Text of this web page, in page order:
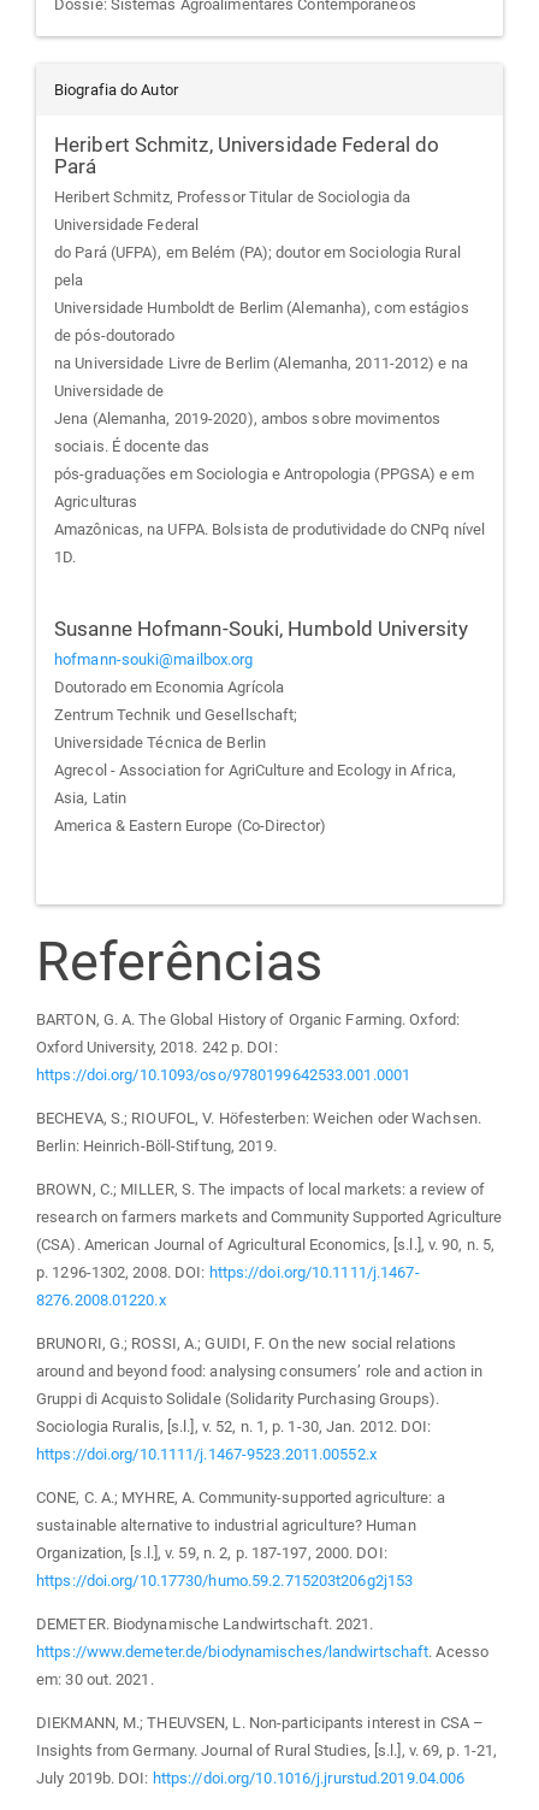
Dossiê: Sistemas Agroalimentares Contemporâneos
Biografia do Autor
Heribert Schmitz, Universidade Federal do
Pará
Heribert Schmitz, Professor Titular de Sociologia da
Universidade Federal
do Pará (UFPA), em Belém (PA); doutor em Sociologia Rural
pela
Universidade Humboldt de Berlim (Alemanha), com estágios
de pós-doutorado
na Universidade Livre de Berlim (Alemanha, 2011-2012) e na
Universidade de
Jena (Alemanha, 2019-2020), ambos sobre movimentos
sociais. É docente das
pós-graduações em Sociologia e Antropologia (PPGSA) e em
Agriculturas
Amazônicas, na UFPA. Bolsista de produtividade do CNPq nível
1D.
Susanne Hofmann-Souki, Humbold University
hofmann-souki@mailbox.org
Doutorado em Economia Agrícola
Zentrum Technik und Gesellschaft;
Universidade Técnica de Berlin
Agrecol - Association for AgriCulture and Ecology in Africa,
Asia, Latin
America & Eastern Europe (Co-Director)
Referências
BARTON, G. A. The Global History of Organic Farming. Oxford:
Oxford University, 2018. 242 p. DOI:
https://doi.org/10.1093/oso/9780199642533.001.0001
BECHEVA, S.; RIOUFOL, V. Höfesterben: Weichen oder Wachsen.
Berlin: Heinrich-Böll-Stiftung, 2019.
BROWN, C.; MILLER, S. The impacts of local markets: a review of
research on farmers markets and Community Supported Agriculture
(CSA). American Journal of Agricultural Economics, [s.l.], v. 90, n. 5,
p. 1296-1302, 2008. DOI: https://doi.org/10.1111/j.1467-
8276.2008.01220.x
BRUNORI, G.; ROSSI, A.; GUIDI, F. On the new social relations
around and beyond food: analysing consumers’ role and action in
Gruppi di Acquisto Solidale (Solidarity Purchasing Groups).
Sociologia Ruralis, [s.l.], v. 52, n. 1, p. 1-30, Jan. 2012. DOI:
https://doi.org/10.1111/j.1467-9523.2011.00552.x
CONE, C. A.; MYHRE, A. Community-supported agriculture: a
sustainable alternative to industrial agriculture? Human
Organization, [s.l.], v. 59, n. 2, p. 187-197, 2000. DOI:
https://doi.org/10.17730/humo.59.2.715203t206g2j153
DEMETER. Biodynamische Landwirtschaft. 2021.
https://www.demeter.de/biodynamisches/landwirtschaft. Acesso
em: 30 out. 2021.
DIEKMANN, M.; THEUVSEN, L. Non-participants interest in CSA –
Insights from Germany. Journal of Rural Studies, [s.l.], v. 69, p. 1-21,
July 2019b. DOI: https://doi.org/10.1016/j.jrurstud.2019.04.006